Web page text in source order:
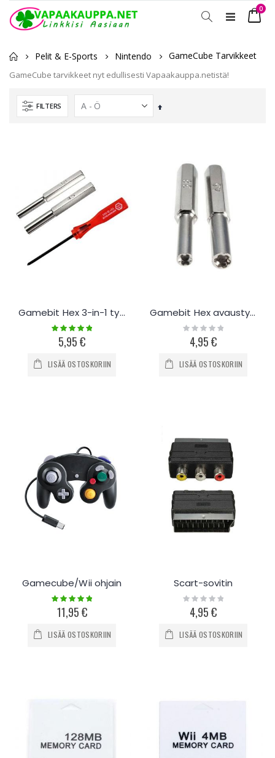
Toggle
0
Pelit & E-Sports Nintendo GameCube Tarvikkeet
GameCube tarvikkeet nyt edullisesti Vapaakauppa.netistä!
FILTERS
Laskevassa
Gamebit Hex 3-in-1 työkalusarja
Rating:
100%
5,95 €
LISÄÄ OSTOSKORIIN
Gamebit Hex avaustyökalut 3.8mm/4.5mm
Rating:
0%4,95 €
LISÄÄ OSTOSKORIIN
Gamecube/Wii ohjain
Rating:
100%
11,95 €
LISÄÄ OSTOSKORIIN
Scart-sovitin
Rating:
0%4,95 €
LISÄÄ OSTOSKORIIN